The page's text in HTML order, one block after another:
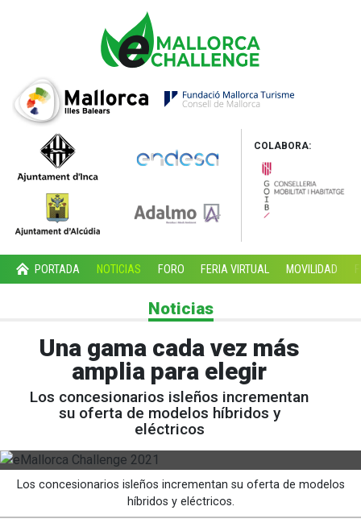
COLABORA:
PORTADA NOTICIAS FORO FERIA VIRTUAL MOVILIDAD
Noticias
Una gama cada vez más
amplia para elegir
Los concesionarios isleños incrementan
su oferta de modelos híbridos y
eléctricos
Los concesionarios isleños incrementan su oferta de modelos
híbridos y eléctricos.